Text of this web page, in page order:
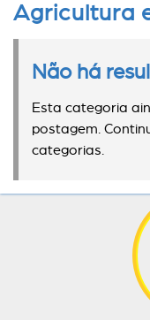
Agricultura
Não há
Esta categoria
postagem.
categorias.